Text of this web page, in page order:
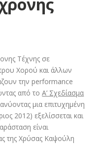
Τέχνης σε
Χορού και άλλων
την performance
από τοΑ’ Σχεδίασμα
μια επιτυχημένη
2012) εξελίσσεται και
είναι
της Χρύσας Καψούλη